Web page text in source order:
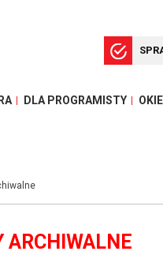
DLA PROGRAMISTY
ARCHIWALNE